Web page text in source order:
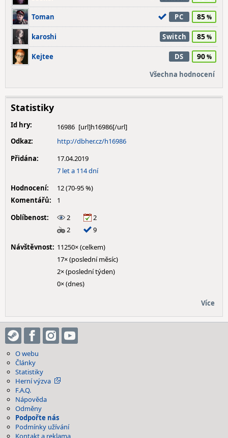
Toman PC 85
karoshi Switch 85
Kejtee DS 90
Všechna hodnocení
Statistiky
Id hry:
16986
Odkaz:
http://dbher.cz/h16986
Přidána:
17.04.2019
7 let a 114 dní
Hodnocení:
12 (70-95 %)
Komentářů:
1
Oblíbenost:
2
2
2
9
Návštěvnost: 11250× (celkem)
17× (poslední měsíc)
2× (poslední týden)
0× (dnes)
Více
O webu
Články
Statistiky
Herní výzva
F.A.Q.
Nápověda
Odměny
Podpořte nás
Podmínky užívání
Kontakt a reklama